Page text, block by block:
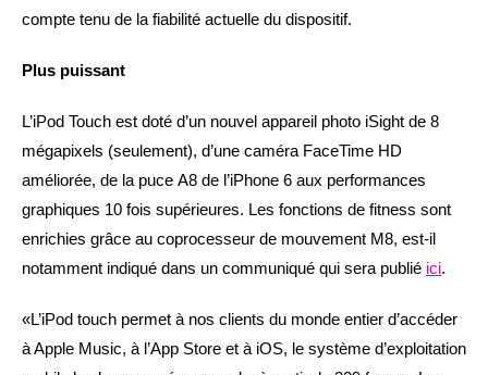
compte tenu de la fiabilité actuelle du dispositif.
Plus puissant
L’iPod Touch est doté d’un nouvel appareil photo iSight de 8
mégapixels (seulement), d’une caméra FaceTime HD
améliorée, de la puce A8 de l’iPhone 6 aux performances
graphiques 10 fois supérieures. Les fonctions de fitness sont
enrichies grâce au coprocesseur de mouvement M8, est-il
notamment indiqué dans un communiqué qui sera publié ici.
«L’iPod touch permet à nos clients du monde entier d’accéder
à Apple Music, à l’App Store et à iOS, le système d’exploitation